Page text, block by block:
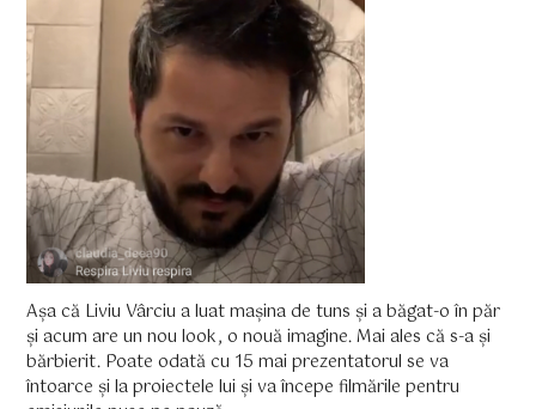
Așa că Liviu Vârciu a luat mașina de tuns și a băgat-o în păr
și acum are un nou look, o nouă imagine. Mai ales că s-a și
bărbierit. Poate odată cu 15 mai prezentatorul se va
întoarce și la proiectele lui și va începe filmările pentru